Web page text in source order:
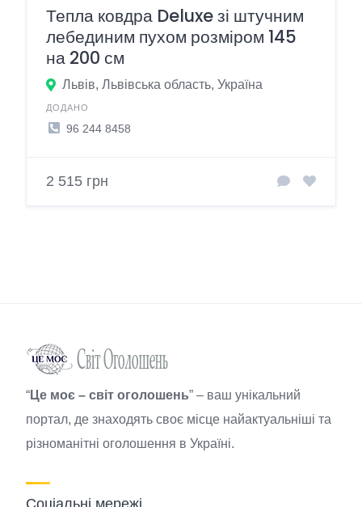
Тепла ковдра Deluxe зі штучним
лебединим пухом розміром 145
на 200 см
Львів, Львівська область, Україна
ДОДАНО
96 244 8458
2 515 грн
“Це моє – світ оголошень” – ваш унікальний
портал, де знаходять своє місце найактуальніші та
різноманітні оголошення в Україні.